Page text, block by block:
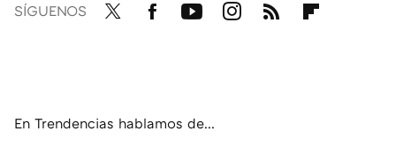
SÍGUENOS
En Trendencias hablamos de...